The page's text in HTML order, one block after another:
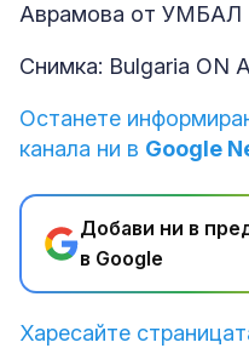
Аврамова от УМБАЛ
Снимка: Bulgaria ON
Останете
канала ни в Google
Добави ни в
в Google
Харесайте